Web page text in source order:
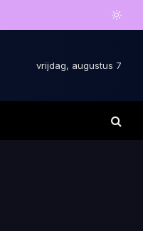
vrijdag, augustus 7